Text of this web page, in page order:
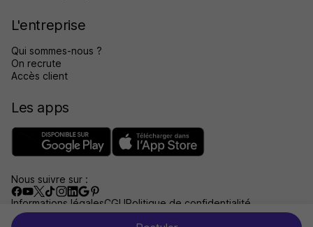
L'entreprise
Qui sommes-nous ?
On recrute
Accès client
Les apps
Nous suivre sur :
Informations légalesCGUPolitique de confidentialité
Gérer les traceursAccessibilité : non conforme